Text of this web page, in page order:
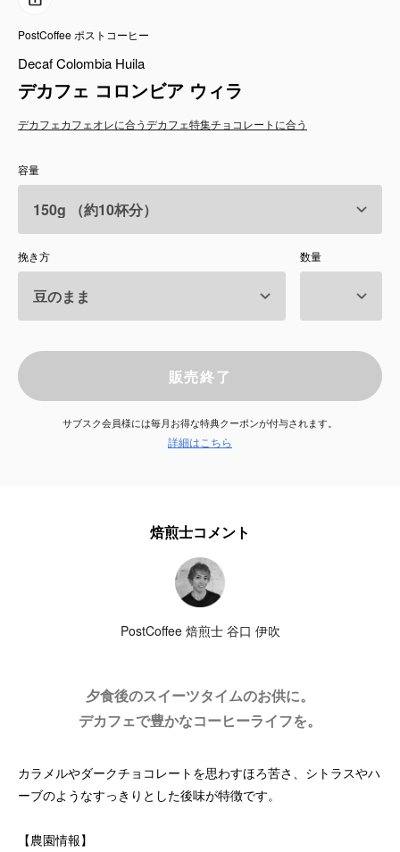
リキッド
特集
卸販売
コーヒーのサブスク
お知らせ
よくある質問
店舗情報
PostCoffee ポストコーヒー
Decaf Colombia Huila
デカフェ コロンビア ウィラ
デカフェカフェオレに合うデカフェ特集チョコレートに合う
容量
挽き方 数量
販売終了
サブスク会員様には毎月お得な特典クーポンが付与されます。
詳細はこちら
焙煎士コメント
PostCoffee 焙煎士 谷口 伊吹
夕食後のスイーツタイムのお供に。
デカフェで豊かなコーヒーライフを。
カラメルやダークチョコレートを思わすほろ苦さ、シトラスやハ
ーブのようなすっきりとした後味が特徴です。
【農園情報】